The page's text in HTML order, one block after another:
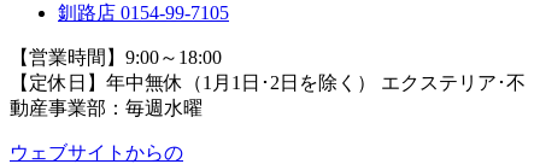
釧路店 0154-99-7105
【営業時間】9:00～18:00
【定休日】年中無休（1月1日･2日を除く） エクステリア･不
動産事業部：毎週水曜
ウェブサイトからの